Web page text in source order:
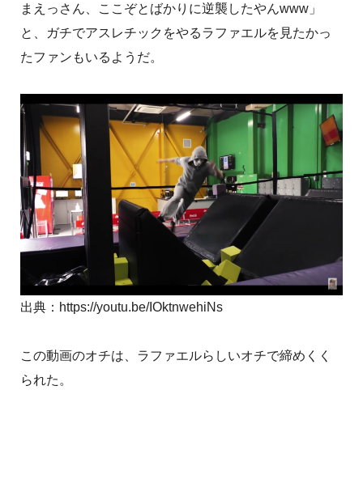
まえっさん、ここぞとばかりに逆襲したやんwww 」
と、ガチでアスレチックをやるラファエルを見たかっ
たファンもいるようだ。
出典：https://youtu.be/IOktnwehiNs
この動画のオチは、ラファエルらしいオチで締めくく
られた。